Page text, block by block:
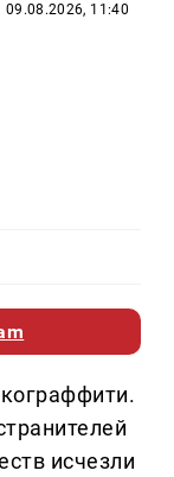
09.08.2026, 11:40
исчезли